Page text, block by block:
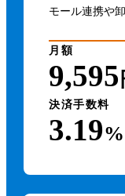
モール連携や
月額
9,595
決済手数料
3.19